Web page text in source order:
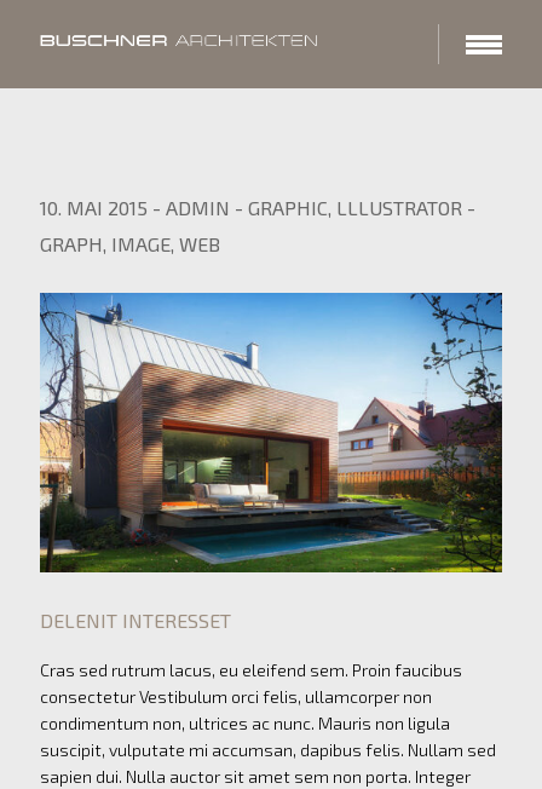
10. MAI 2015 - ADMIN - GRAPHIC, LLLUSTRATOR -
GRAPH, IMAGE, WEB
DELENIT INTERESSET
Cras sed rutrum lacus, eu eleifend sem. Proin faucibus
consectetur Vestibulum orci felis, ullamcorper non
condimentum non, ultrices ac nunc. Mauris non ligula
suscipit, vulputate mi accumsan, dapibus felis. Nullam sed
sapien dui. Nulla auctor sit amet sem non porta. Integer